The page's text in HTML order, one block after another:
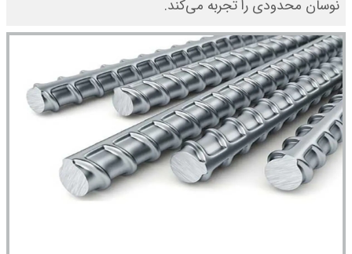
نوسان محدودی را تجربه می‌کند.